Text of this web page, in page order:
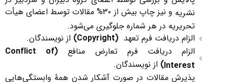
نشریه
و نیز چاپ بیش از ۳۰% مقالات توسط اعضای هیأت
تحریریه در هر شماره جلوگیری می‌شود.
الزام دریافت فرم تعهد Copyright
)از نویسندگان.
الزام دریافت فرم تعارض منافع
Conflict of
Interest
)از نویسندگان.
پذیرش مقالات در صورت آشکار شدن همۀ وابستگی‌هایی